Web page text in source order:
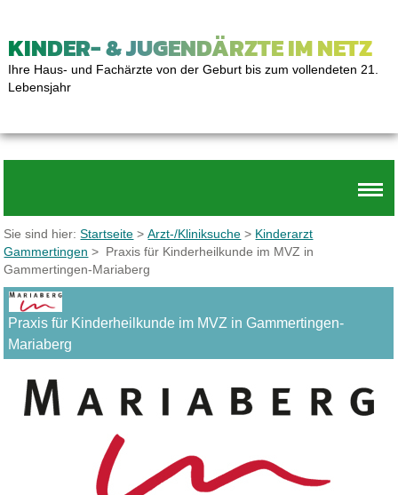
KINDER- & JUGENDÄRZTE IM NETZ
Ihre Haus- und Fachärzte von der Geburt bis zum vollendeten 21.
Lebensjahr
Sie sind hier:Startseite >Arzt-/Kliniksuche > Kinderarzt
Gammertingen > Praxis für Kinderheilkunde im MVZ in
Gammertingen-Mariaberg
Praxis für Kinderheilkunde im MVZ in Gammertingen-
Mariaberg